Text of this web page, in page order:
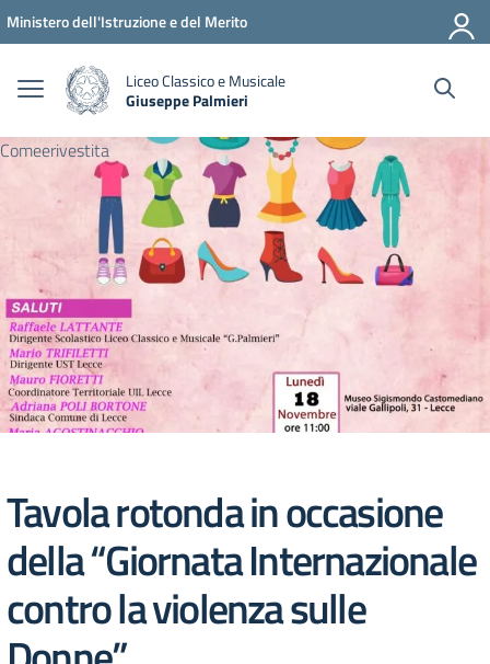
Vai ai contenuti
Vai al menu di navigazione
Vai al footer
Ministero dell'Istruzione e del Merito
Liceo Classico e Musicale
Giuseppe Palmieri
Comeerivestita
Tavola rotonda in occasione
della “Giornata Internazionale
contro la violenza sulle